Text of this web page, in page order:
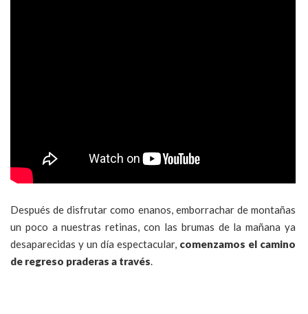
Después de disfrutar como enanos, emborrachar de montañas
un poco a nuestras retinas, con las brumas de la mañana ya
desaparecidas y un día espectacular, comenzamos el camino
de regreso praderas a través.